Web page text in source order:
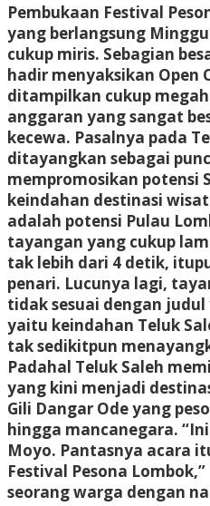
Pembukaan Festival
yang berlangsung
cukup miris. Sebagian
hadir menyaksikan Open
ditampilkan cukup
anggaran yang sangat
kecewa. Pasalnya pada
ditayangkan sebagai
mempromosikan potensi
keindahan destinasi
adalah potensi Pulau
tayangan yang cukup
tak lebih dari 4 detik,
penari. Lucunya lagi,
tidak sesuai dengan
yaitu keindahan Teluk
tak sedikitpun
Padahal Teluk Saleh
yang kini menjadi
Gili Dangar Ode yang
hingga mancanegara.
Moyo. Pantasnya acara
Festival Pesona
seorang warga dengan